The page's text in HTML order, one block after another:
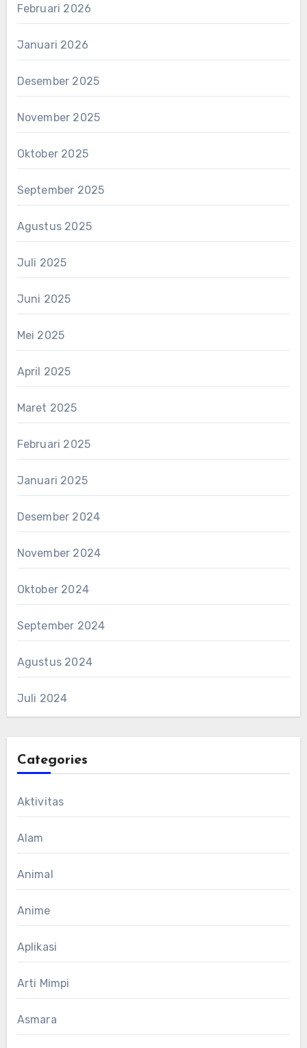
Februari 2026
Januari 2026
Desember 2025
November 2025
Oktober 2025
September 2025
Agustus 2025
Juli 2025
Juni 2025
Mei 2025
April 2025
Maret 2025
Februari 2025
Januari 2025
Desember 2024
November 2024
Oktober 2024
September 2024
Agustus 2024
Juli 2024
Categories
Aktivitas
Alam
Animal
Anime
Aplikasi
Arti Mimpi
Asmara